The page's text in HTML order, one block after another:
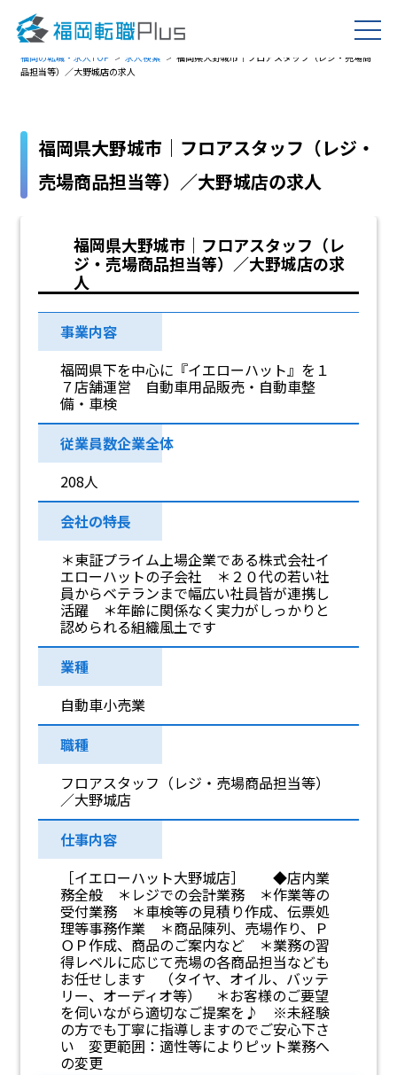
福岡の転職・求人TOP 求人検索
福岡県大野城市｜フロアスタッフ（レジ・売場商
品担当等）／大野城店の求人
福岡県大野城市｜フロアスタッフ（レジ・
売場商品担当等）／大野城店の求人
福岡県大野城市｜フロアスタッフ（レ
ジ・売場商品担当等）／大野城店の求
人
事業内容
福岡県下を中心に『イエローハット』を１
７店舗運営 自動車用品販売・自動車整
備・車検
従業員数企業全体
208人
会社の特長
＊東証プライム上場企業である株式会社イ
エローハットの子会社 ＊２０代の若い社
員からベテランまで幅広い社員皆が連携し
活躍 ＊年齢に関係なく実力がしっかりと
認められる組織風土です
業種
自動車小売業
職種
フロアスタッフ（レジ・売場商品担当等）
／大野城店
仕事内容
［イエローハット大野城店］ ◆店内業
務全般 ＊レジでの会計業務 ＊作業等の
受付業務 ＊車検等の見積り作成、伝票処
理等事務作業 ＊商品陳列、売場作り、Ｐ
ＯＰ作成、商品のご案内など ＊業務の習
得レベルに応じて売場の各商品担当なども
お任せします （タイヤ、オイル、バッテ
リー、オーディオ等） ＊お客様のご要望
を伺いながら適切なご提案を♪ ※未経験
の方でも丁寧に指導しますのでご安心下さ
い 変更範囲：適性等によりピット業務へ
の変更